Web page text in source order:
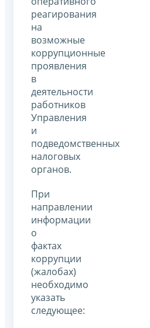
реагирования
на
возможные
коррупционные
проявления
в
деятельности
работников
Управления
и
подведомственных
налоговых
органов.
При
направлении
информации
о
фактах
коррупции
(жалобах)
необходимо
указать
следующее: